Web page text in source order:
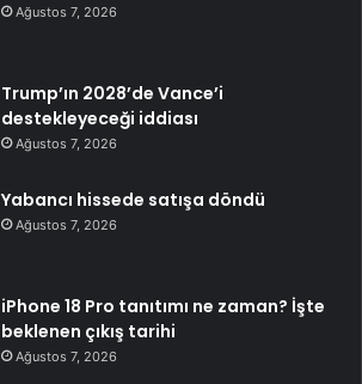
Ağustos 7, 2026
Trump’ın 2028’de Vance’i
destekleyeceği iddiası
Ağustos 7, 2026
Yabancı hissede satışa döndü
Ağustos 7, 2026
iPhone 18 Pro tanıtımı ne zaman? İşte
beklenen çıkış tarihi
Ağustos 7, 2026